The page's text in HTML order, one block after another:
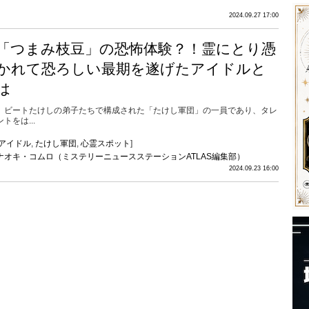
2024.09.27 17:00
つまみ枝豆」の恐怖体験？！霊にとり憑
れて恐ろしい最期を遂げたアイドルと
ートたけしの弟子たちで構成された「たけし軍団」の一員であり、タレ
トをは...
イドル, たけし軍団 , 心霊スポット ]
2024.09.23 16:00
オキ・コムロ（ミステリーニュースステーションATLAS編集部）